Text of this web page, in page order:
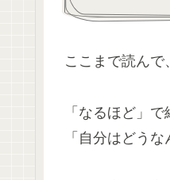
ここまで読んで、
「なるほど」
「自分はどう